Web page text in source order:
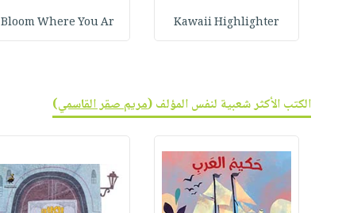
Kawaii Highlighter
Bloom Where You Ar
الكتب الأكثر شعبية لنفس المؤلف (مريم صقر القاسمي)